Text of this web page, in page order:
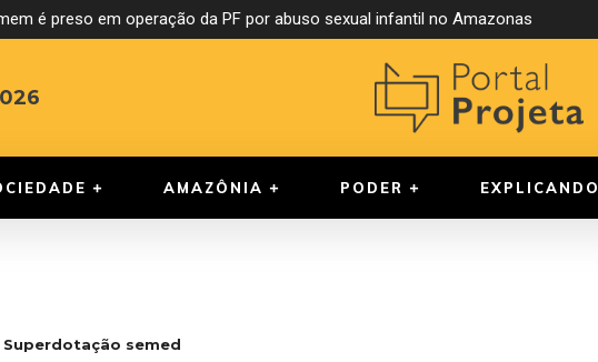
é preso em operação da PF por abuso sexual infantil no Amazonas
AMAZÔNIA PODER EXPLICANDO
Superdotação semed